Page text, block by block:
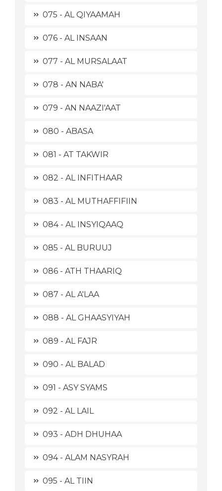
075 - AL QIYAAMAH
076 - AL INSAAN
077 - AL MURSALAAT
078 - AN NABA'
079 - AN NAAZI'AAT
080 - ABASA
081 - AT TAKWIR
082 - AL INFITHAAR
083 - AL MUTHAFFIFIIN
084 - AL INSYIQAAQ
085 - AL BURUUJ
086 - ATH THAARIQ
087 - AL A'LAA
088 - AL GHAASYIYAH
089 - AL FAJR
090 - AL BALAD
091 - ASY SYAMS
092 - AL LAIL
093 - ADH DHUHAA
094 - ALAM NASYRAH
095 - AL TIIN